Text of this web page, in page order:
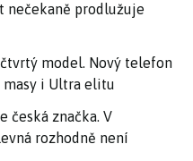
nečekaně prodlužuje
čtvrtý model. Nový telefon
i Ultra elitu
česká značka. V
rozhodně není